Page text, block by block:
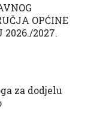
OPĆINE
2026./2027.
za dodjelu